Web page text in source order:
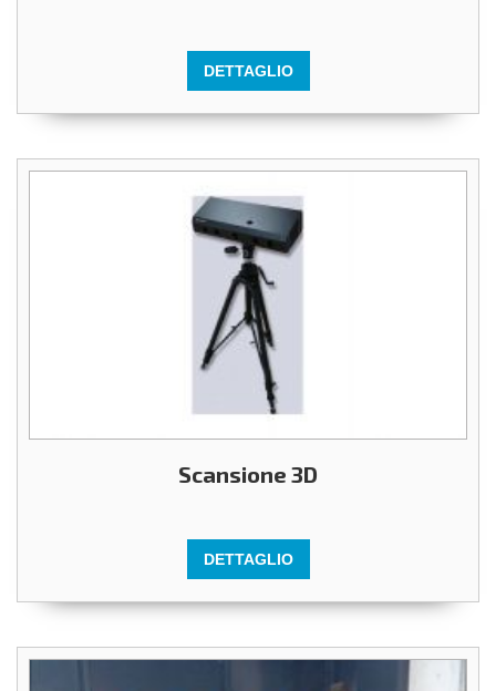
DETTAGLIO
Scansione 3D
DETTAGLIO